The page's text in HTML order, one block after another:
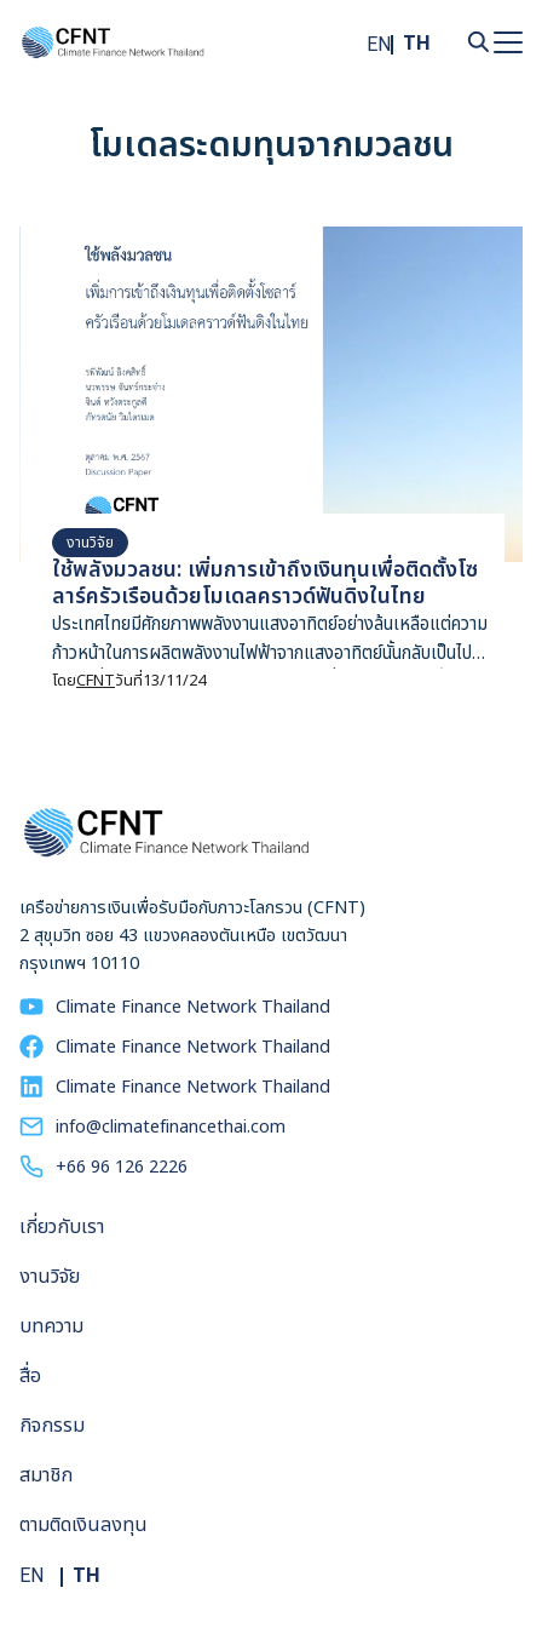
EN TH
โมเดลระดมทุนจากมวลชน
งานวิจัย
ใช้พลังมวลชน: เพิ่มการเข้าถึงเงินทุนเพื่อติดตั้งโซ
ลาร์ครัวเรือนด้วยโมเดลคราวด์ฟันดิงในไทย
ประเทศไทยมีศักยภาพพลังงานแสงอาทิตย์อย่างล้นเหลือแต่ความ
ก้าวหน้าในการผลิตพลังงานไฟฟ้าจากแสงอาทิตย์นั้นกลับเป็นไป
อย่างเชื่องช้าโดยไม่อาจเติมเต็มศักยภาพที่มี รายงานฉบับนี้สำรวจ
ประกอบด้วย ผ่อนจ่ายตามเงินที่ประหยัดได้ (Pay-As-You-
Save) ที่ช่วยให้ครัวเรือนติดตั้งแผงโซลาร์โดยไม่ต้องจ่ายเงิน
ในแต่ละเดือน พอร์ตฟอร์ลิโอแผงโซลาร์บนหลังคา คือการ
รวบรวมแผงโซลาร์ที่ติดตั้งอยู่บนหลายหลังคาเรือนเพื่อเพิ่มผล
ตอบแทนจากการลงทุน ร่วมมือกับบริษัทพัฒนาอสังหาริมทรัพย์
คือการนำเงินไปลงทุนติดตั้งแผงโซลาร์ในโครงการบ้านจัดสรร
financing) คือการผ่อนชำระค่าแผงโซลาร์ผ่านใบเรียกเก็บค่า
สาธารณูปโภค ระบบพลังงานแสงอาทิตย์ที่ไม่เชื่อมต่อกับโครงข่าย
ไฟฟ้าโดยจ่ายชำระเท่าที่ใช้งาน (Off-grid Pay-As-You-Go)
ให้สามารถเข้าถึงไฟฟ้า แผงโซลาร์บนหลังคาอาคารหน่วยงาน
กำไรโดยแบ่งปันผลประโยชน์ที่ได้กลับคืนให้หน่วยงาน โมเดลเหล่า
นี้มีเป้าหมายเพื่อก้าวข้ามอุปสรรคเรื่องเงินลงทุนตั้งต้นในการติด
ตั้งแผงโซลาร์และดึงดูดนักลงทุนเน้นผลลัพธ์ แต่โมเดลเหล่านี้จะ
สำเร็จได้ก็จำเป็นต้องมีนโยบายสนับสนุนที่แข็งแกร่ง คณะวิจัย
นโยบายเหล่านี้จะช่วยให้ประเทศไทยปลดศักยภาพพลังงานแสง
อาทิตย์ บรรลุเป้าหมายพลังงานหมุนเวียน และสนับสนุนการเปลี่ยน
การวิจัยภาษาไทยฉบับสมบูรณ์ Full Paper in English
โดยCFNTวันที่13/11/24
เครือข่ายการเงินเพื่อรับมือกับภาวะโลกรวน (CFNT)
2 สุขุมวิท ซอย 43 แขวงคลองตันเหนือ เขตวัฒนา
กรุงเทพฯ 10110
Climate Finance Network Thailand
Climate Finance Network Thailand
Climate Finance Network Thailand
info@climatefinancethai.com
+66 96 126 2226
เกี่ยวกับเรา
งานวิจัย
บทความ
สื่อ
กิจกรรม
สมาชิก
ตามติดเงินลงทุน
EN TH